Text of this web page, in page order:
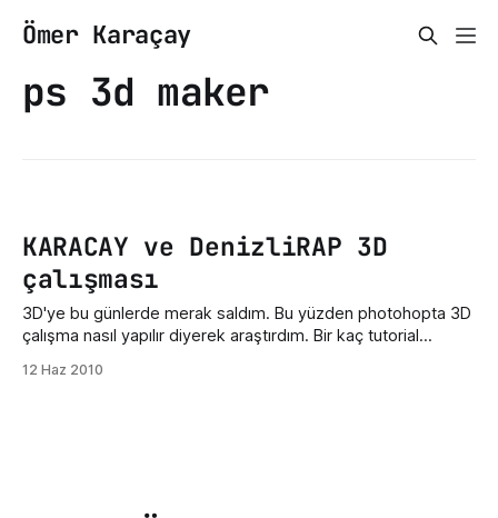
Ömer Karaçay
ps 3d maker
KARACAY ve DenizliRAP 3D
çalışması
3D'ye bu günlerde merak saldım. Bu yüzden photohopta 3D
çalışma nasıl yapılır diyerek araştırdım. Bir kaç tutorial
Xara3D programı gerekliymiş. Bende yeni format attığım için
12 Haz 2010